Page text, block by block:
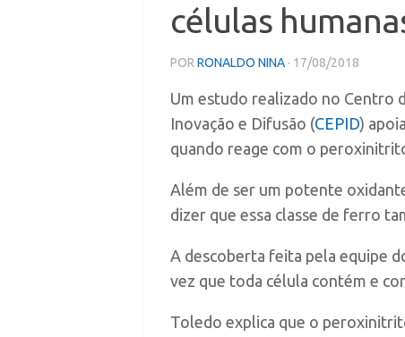
células
POR RONALDO NINA · 17/08/2018
Um estudo realizado no Centro
Inovação e Difusão (CEPID)
quando reage com o
Além de ser um potente
dizer que essa classe de ferro
A descoberta feita pela equipe
vez que toda célula contém e
Toledo explica que o